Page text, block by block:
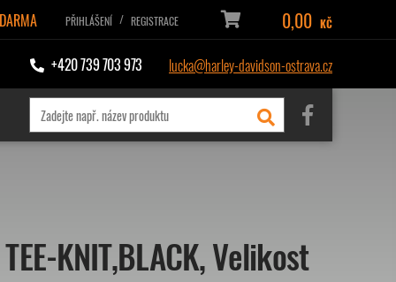
PŘIHLÁŠENÍ / REGISTRACE 0,00 KČ
+420 739 703 973 lucka@harley-davidson-ostrava.cz
KNIT,BLACK, Velikost